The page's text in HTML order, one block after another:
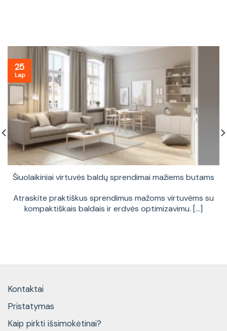
Šiuolaikiniai virtuvės baldų sprendimai mažiems butams
Atraskite praktiškus sprendimus mažoms virtuvėms su
kompaktiškais baldais ir erdvės optimizavimu. [...]
25
Lap
Kontaktai
Pristatymas
Kaip pirkti išsimokėtinai?